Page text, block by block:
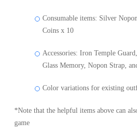
Consumable items: Silver
Coins x 10
Accessories: Iron Temple
Glass Memory, Nopon Strap,
Color variations for existing
*Note that the helpful items above can
game